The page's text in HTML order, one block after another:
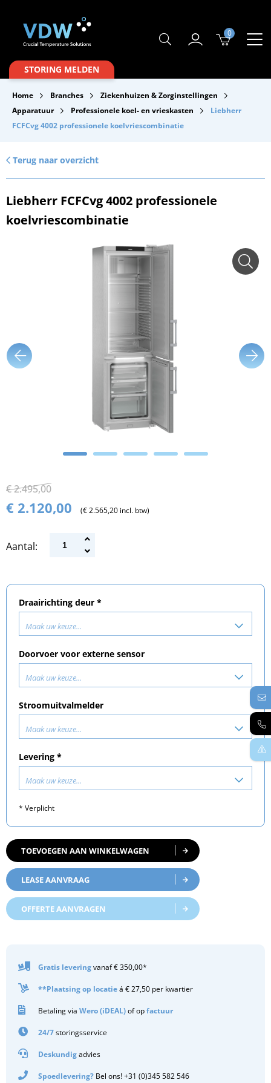
Producten
Branches
Merken
Over VDW
Service & Onderhoud
Downloads
0
STORING MELDEN
Home Branches
Ziekenhuizen & Zorginstellingen
Apparatuur
Professionele koel- en vrieskasten
Liebherr
FCFCvg 4002 professionele koelvriescombinatie
Terug naar overzicht
Liebherr FCFCvg 4002 professionele
koelvriescombinatie
€ 2.495,00
€ 2.120,00 (€ 2.565,20 incl. btw)
Aantal:
Draairichting deur *
Maak uw keuze...
Doorvoer voor externe sensor
Maak uw keuze...
Stroomuitvalmelder
Maak uw keuze...
Levering *
Maak uw keuze...
* Verplicht
TOEVOEGEN AAN WINKELWAGEN
LEASE AANVRAAG
OFFERTE AANVRAGEN
Gratis leveringvanaf € 350,00*
**Plaatsing op locatieá € 27,50 per kwartier
Betaling via Wero (iDEAL)of opfactuur
24/7storingsservice
Deskundigadvies
Spoedlevering? Bel ons! +31 (0)345 582 546